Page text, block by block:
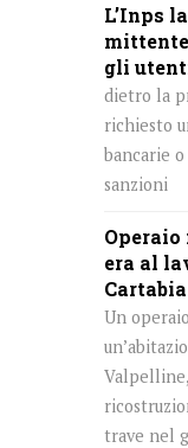
L’Inps
gli
dietro la
richiesto
bancarie
sanzioni
Operaio
era al
Cartabia
Un
Valpelline,
trave nel